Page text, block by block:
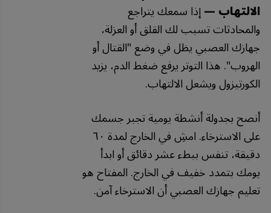
الالتهاب —إذا سمعك يتراجع
والمحادثات تسبب لك القلق أو العزلة،
جهازك العصبي يظل في وضع "القتال أو
الهروب". هذا التوتر يرفع ضغط الدم، يزيد
الكورتيزول ويشعل الالتهاب.
أنصح بجدولة أنشطة يومية تجبر جسمك
على الاسترخاء. امشِ في الخارج لمدة ٦٠
دقيقة، تنفس ببطء عشر دقائق أو ابدأ
يومك بتمدد خفيف في الخارج. المفتاح هو
تعليم جهازك العصبي أن الاسترخاء آمن.